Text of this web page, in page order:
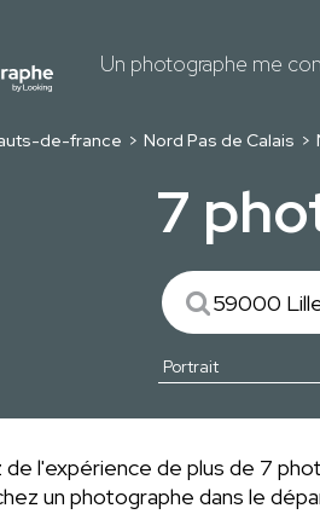
Un photographe me
de-france Nord Pas de Calais
7
l'expérience de plus de 7
un photographe dans le